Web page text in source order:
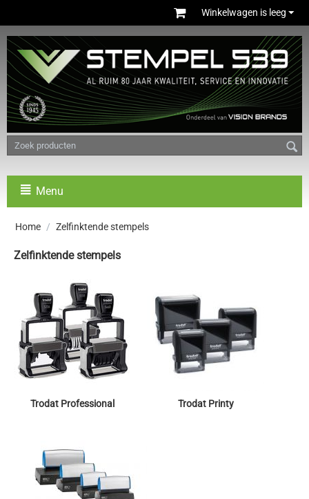
Winkelwagen is leeg
Menu
Home / Zelfinktende stempels
Zelfinktende stempels
Trodat Professional Trodat Printy